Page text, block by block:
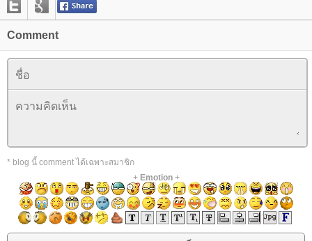
Comment
* blog นี้ comment ได้เฉพาะสมาชิก
+ Emotion+